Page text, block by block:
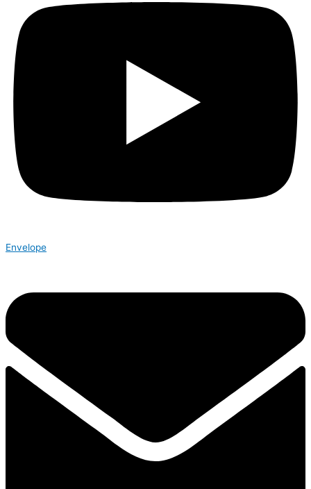
Envelope